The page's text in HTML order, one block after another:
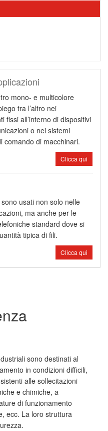
mono- e multicolore
tra l’altro nei
fissi all’interno di dispositivi
o nei sistemi
comando di macchinari.
Clicca qui
usati non solo nelle
ma anche per le
standard dove si
tipica di fili.
Clicca qui
sono destinati al
in condizioni difficili,
alle sollecitazioni
e chimiche, a
di funzionamento
ecc. La loro struttura